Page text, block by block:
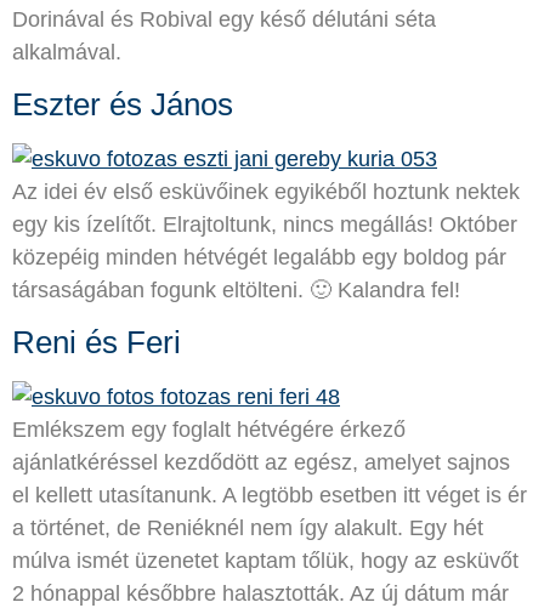
Dorinával és Robival egy késő délutáni séta
alkalmával.
Eszter és János
Az idei év első esküvőinek egyikéből hoztunk nektek
egy kis ízelítőt. Elrajtoltunk, nincs megállás! Október
közepéig minden hétvégét legalább egy boldog pár
társaságában fogunk eltölteni. 🙂 Kalandra fel!
Reni és Feri
Emlékszem egy foglalt hétvégére érkező
ajánlatkéréssel kezdődött az egész, amelyet sajnos
el kellett utasítanunk. A legtöbb esetben itt véget is ér
a történet, de Reniéknél nem így alakult. Egy hét
múlva ismét üzenetet kaptam tőlük, hogy az esküvőt
2 hónappal későbbre halasztották. Az új dátum már